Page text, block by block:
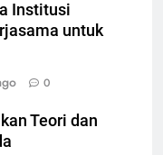
Institusi
untuk
0
Teori dan